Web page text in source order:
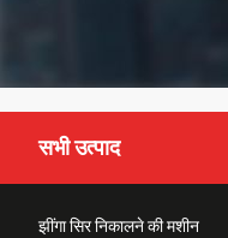
सभी उत्पाद
झींगा सिर निकालने की मशीन